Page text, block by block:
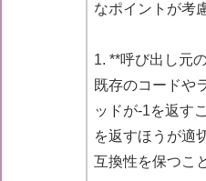
なポイントが考
1. **呼び出し元
既存のコードや
ッドが-1を返す
を返すほうが適
互換性を保つこ